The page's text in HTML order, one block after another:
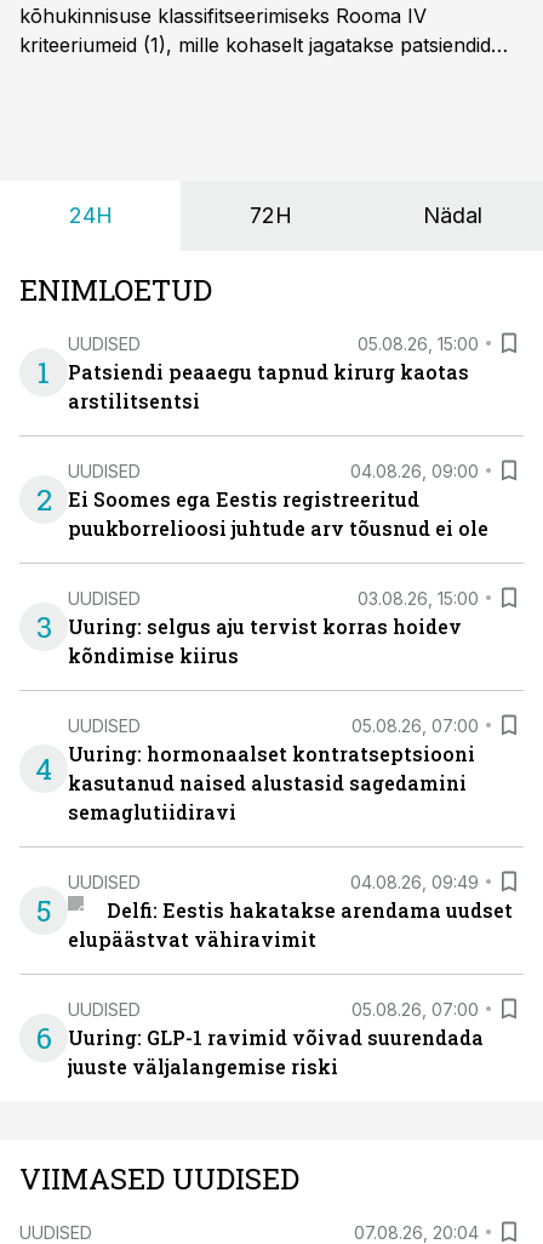
kõhukinnisuse klassifitseerimiseks Rooma IV
kriteeriumeid (1), mille kohaselt jagatakse patsiendid
24H 72H Nädal
ENIMLOETUD
1
UUDISED 05.08.26, 15:00
Patsiendi peaaegu tapnud kirurg kaotas
arstilitsentsi
2
UUDISED 04.08.26, 09:00
Ei Soomes ega Eestis registreeritud
puukborrelioosi juhtude arv tõusnud ei ole
3
UUDISED 03.08.26, 15:00
Uuring: selgus aju tervist korras hoidev
kõndimise kiirus
4
UUDISED 05.08.26, 07:00
Uuring: hormonaalset kontratseptsiooni
kasutanud naised alustasid sagedamini
semaglutiidiravi
5
UUDISED 04.08.26, 09:49
Delfi: Eestis hakatakse arendama uudset
elupäästvat vähiravimit
6
UUDISED 05.08.26, 07:00
Uuring: GLP-1 ravimid võivad suurendada
juuste väljalangemise riski
VIIMASED UUDISED
UUDISED 07.08.26, 20:04